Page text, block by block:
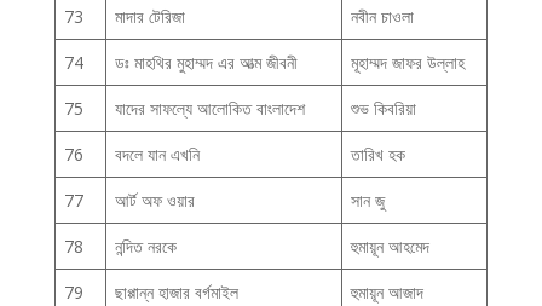
73
মাদার টেরিজা
নবীন চাওলা
74
ডঃ মাহথির মুহাম্মদ এর আত্ম জীবনী
মূহাম্মদ জাফর উল্লাহ
75
যাদের সাফল্যে আলোকিত বাংলাদেশ
শুভ কিবরিয়া
76
বদলে যান এখনি
তারিখ হক
77
আর্ট অফ ওয়ার
সান জু
78
নন্দিত নরকে
হুমায়ূন আহমেদ
79
ছাপ্পান্ন হাজার বর্গমাইল
হুমায়ূন আজাদ